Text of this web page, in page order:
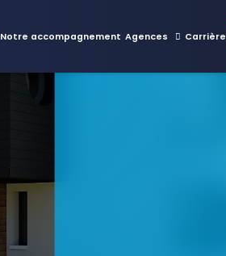
Notre accompagnement Agences Carrière